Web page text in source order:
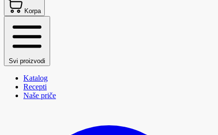
Korpa
Svi proizvodi
Katalog
Recepti
Naše priče